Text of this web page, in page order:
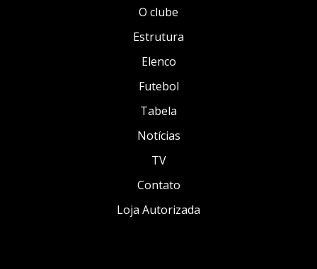
O clube
Estrutura
Elenco
Futebol
Tabela
Notícias
TV
Contato
Loja Autorizada